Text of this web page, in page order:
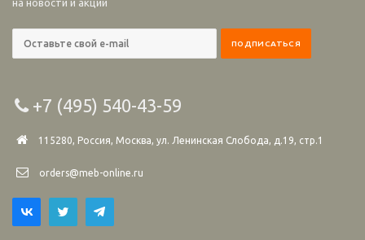
на новости и акции
+7 (495) 540-43-59
115280, Россия, Москва, ул. Ленинская Слобода, д.19, стр.1
orders@meb-online.ru